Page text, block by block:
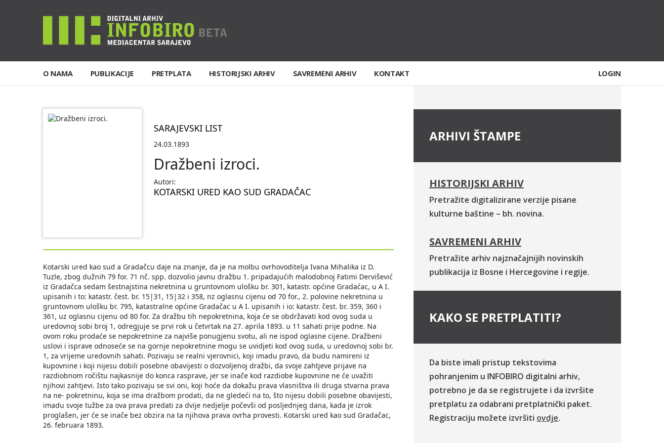
O NAMA PUBLIKACIJE PRETPLATA HISTORIJSKI ARHIV SAVREMENI ARHIV KONTAKT LOGIN
SARAJEVSKI LIST
24.03.1893
Dražbeni izroci.
Autori:
KOTARSKI URED KAO SUD GRADAČAC
Kotarski ured kao sud a Gradačcu daje na znanje, da je na molbu ovrhovoditelja Ivana Mihalika iz D.
Tuzle, zbog dužnih 79 for. 71 nč. spp. dozvolio javnu dražbu 1. pripadajućih malodobnoj Fatimi Dervišević
iz Gradačca sedam šestnajstina nekretnina u gruntovnom ulošku br. 301, katastr. općine Gradaćac, u A I.
upisanih i to: katastr. čest. br. 15|31, 15|32 i 358, nz oglasnu cijenu od 70 for., 2. polovine nekretnina u
gruntovnom ulošku br. 795, katastralne općine Gradačac u A I. upisanih i io: katastr. čest. br. 359, 360 i
361, uz oglasnu cijenu od 80 for. Za dražbu tih nepokretnina, koja će se obdržavati kod ovog suda u
uredovnoj sobi broj 1, odregjuje se prvi rok u četvrtak na 27. aprila 1893. u 11 sahati prije podne. Na
ovom roku prodaće se nepokretnine za najviše ponugjenu svotu, ali ne ispod oglasne cijene. Dražbeni
uslovi i isprave odnoseće se na gornje nepokretnine mogu se uvidjeti kod ovog suda, u uredovnoj sobi br.
1, za vrijeme uredovnih sahati. Pozivaju se realni vjerovnici, koji imadu pravo, da budu namireni iz
kupovnine i koji nijesu dobili posebne obavijesti o dozvoljenoj dražbi, da svoje zahtjeve prijave na
razdiobnom ročištu najkasnije do konca rasprave, jer se inače kod razdiobe kupovnine ne će uvažiti
njihovi zahtjevi. Isto tako pozivaju se svi oni, koji hoće da dokažu prava vlasništva ili druga stvarna prava
na ne- pokretninu, koja se ima dražbom prodati, da ne gledeći na to, što nijesu dobili posebne obavijesti,
imadu svoje tužbe za ova prava predati za dvije nedjelje počevši od posljednjeg dana, kada je izrok
proglašen, jer će se inače bez obzira na ta njihova prava ovrha provesti. Kotarski ured kao sud Gradačac,
26. februara 1893.
ARHIVI ŠTAMPE
HISTORIJSKI ARHIV
Pretražite digitalizirane verzije pisane
kulturne baštine – bh. novina.
SAVREMENI ARHIV
Pretražite arhiv najznačajnijih novinskih
publikacija iz Bosne i Hercegovine i regije.
KAKO SE PRETPLATITI?
Da biste imali pristup tekstovima
pohranjenim u INFOBIRO digitalni arhiv,
potrebno je da se registrujete i da izvršite
pretplatu za odabrani pretplatnički paket.
Registraciju možete izvršiti ovdje.